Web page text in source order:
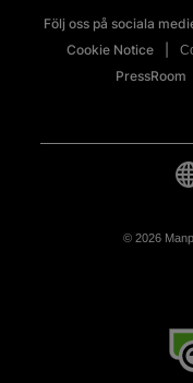
Följ oss på sociala
Cookie Notice
PressRoom
© 2026